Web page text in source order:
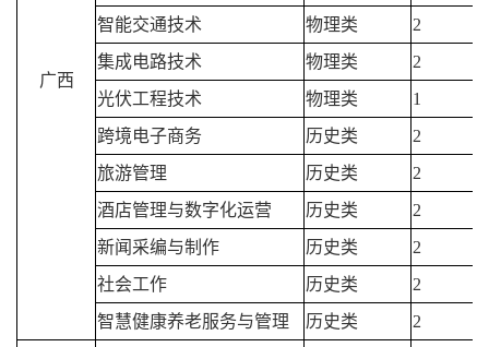
广西
智能交通技术
物理类
2
集成电路技术
物理类
2
光伏工程技术
物理类
1
跨境电子商务
历史类
2
旅游管理
历史类
2
酒店管理与数字化运营
历史类
2
新闻采编与制作
历史类
2
社会工作
历史类
2
智慧健康养老服务与管理
历史类 2